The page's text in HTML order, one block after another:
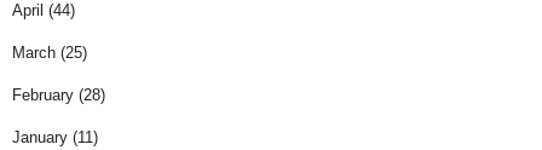
April (44)
March (25)
February (28)
January (11)